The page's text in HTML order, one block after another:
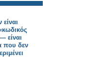
είναι
που δεν